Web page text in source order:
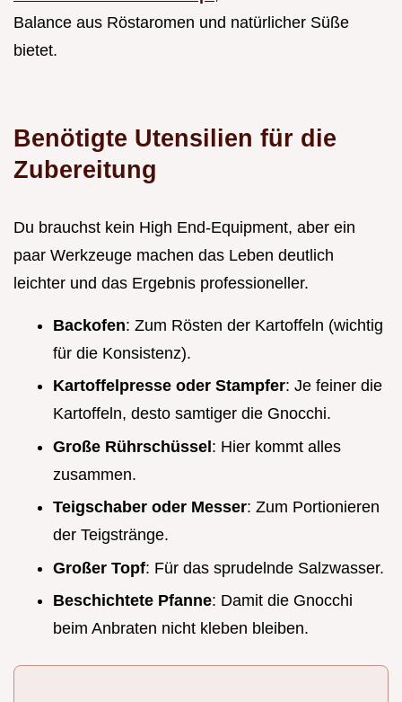
Balance aus Röstaromen und natürlicher Süße
bietet.
Benötigte Utensilien für die
Zubereitung
Du brauchst kein High End-Equipment, aber ein
paar Werkzeuge machen das Leben deutlich
leichter und das Ergebnis professioneller.
Backofen: Zum Rösten der Kartoffeln (wichtig
für die Konsistenz).
Kartoffelpresse oder Stampfer: Je feiner die
Kartoffeln, desto samtiger die Gnocchi.
Große Rührschüssel: Hier kommt alles
zusammen.
Teigschaber oder Messer: Zum Portionieren
der Teigstränge.
Großer Topf: Für das sprudelnde Salzwasser.
Beschichtete Pfanne: Damit die Gnocchi
beim Anbraten nicht kleben bleiben.